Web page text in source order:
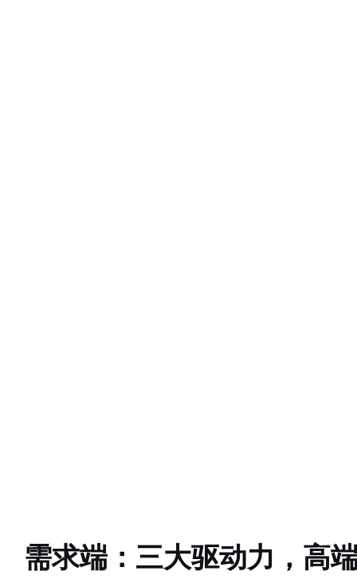
需求端：三大驱动力，高